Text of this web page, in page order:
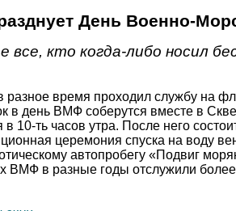
День Военно-
все, кто когда-либо носил
разное время проходил службу на
в день ВМФ соберутся вместе в
в 10-ть часов утра. После него
церемония спуска на воду
автопробегу «Подвиг
ВМФ в разные годы отслужили